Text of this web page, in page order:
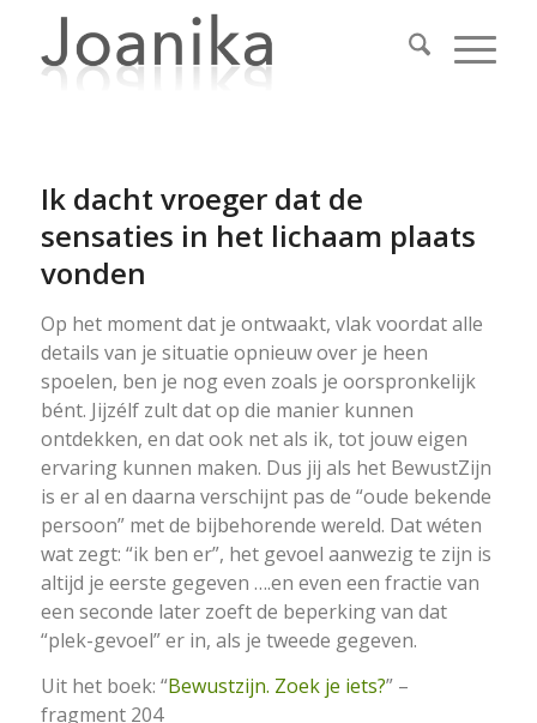
Ik dacht vroeger dat de
sensaties in het lichaam plaats
vonden
Op het moment dat je ontwaakt, vlak voordat alle
details van je situatie opnieuw over je heen
spoelen, ben je nog even zoals je oorspronkelijk
bént. Jijzélf zult dat op die manier kunnen
ontdekken, en dat ook net als ik, tot jouw eigen
ervaring kunnen maken. Dus jij als het BewustZijn
is er al en daarna verschijnt pas de “oude bekende
persoon” met de bijbehorende wereld. Dat wéten
wat zegt: “ik ben er”, het gevoel aanwezig te zijn is
altijd je eerste gegeven ….en even een fractie van
een seconde later zoeft de beperking van dat
“plek-gevoel” er in, als je tweede gegeven.
Uit het boek: “Bewustzijn. Zoek je iets?” –
fragment 204